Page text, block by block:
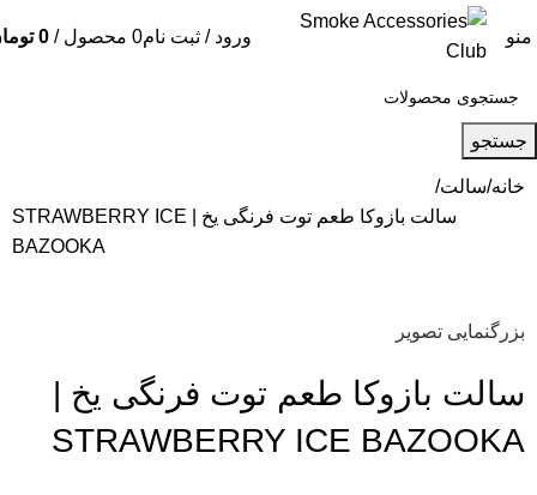
منو ورود / ثبت نام0 محصول /
0
جستجو
خانه سالت
سالت بازوکا طعم توت فرنگی یخ | STRAWBERRY ICE
BAZOOKA
بزرگنمایی تصویر
سالت بازوکا طعم توت فرنگی یخ |
STRAWBERRY ICE BAZOOKA